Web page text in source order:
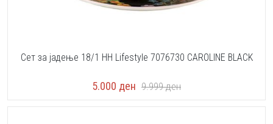
Сет за јадење 18/1 HH Lifestyle 7076730 CAROLINE BLACK
5.000 ден 9.999ден